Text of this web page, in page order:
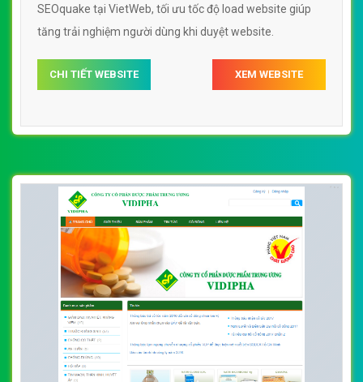
SEOquake tại VietWeb, tối ưu tốc độ load website giúp
tăng trải nghiệm người dùng khi duyệt website.
CHI TIẾT WEBSITE XEM WEBSITE